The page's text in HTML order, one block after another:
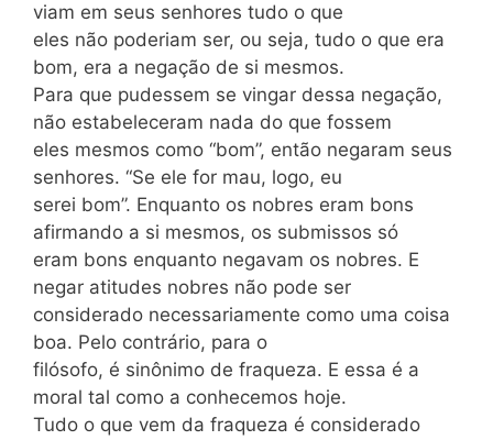
viam em seus senhores tudo o que
eles não poderiam ser, ou seja, tudo o que era
bom, era a negação de si mesmos.
Para que pudessem se vingar dessa negação,
não estabeleceram nada do que fossem
eles mesmos como “bom”, então negaram seus
senhores. “Se ele for mau, logo, eu
serei bom”. Enquanto os nobres eram bons
afirmando a si mesmos, os submissos só
eram bons enquanto negavam os nobres. E
negar atitudes nobres não pode ser
considerado necessariamente como uma coisa
boa. Pelo contrário, para o
filósofo, é sinônimo de fraqueza. E essa é a
moral tal como a conhecemos hoje.
Tudo o que vem da fraqueza é considerado